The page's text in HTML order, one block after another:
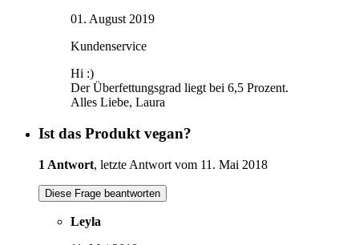
01. August 2019
Kundenservice
Hi :)
Der Überfettungsgrad liegt bei 6,5 Prozent.
Alles Liebe, Laura
Ist das Produkt vegan?
1 Antwort, letzte Antwort vom 11. Mai 2018
Diese Frage beantworten
Leyla